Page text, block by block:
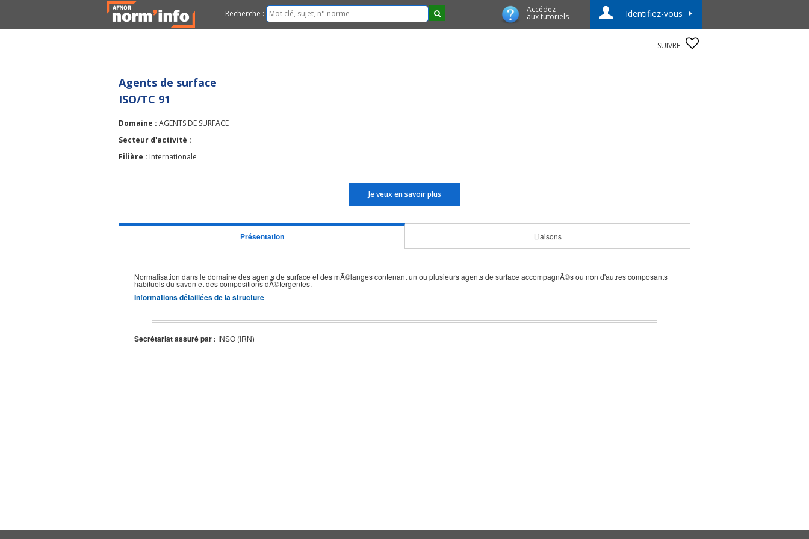
Recherche : Accédez
aux tutoriels Identifiez-vous
SUIVRE
Agents de surface
ISO/TC 91
Domaine : AGENTS DE SURFACE
Secteur d'activité :
Filière : Internationale
Je veux en savoir plus
Présentation Liaisons
Normalisation dans le domaine des agents de surface et des mÃ©langes contenant un ou plusieurs agents de surface accompagnÃ©s ou non d'autres composants
habituels du savon et des compositions dÃ©tergentes.
Informations détaillées de la structure
Secrétariat assuré par : INSO (IRN)